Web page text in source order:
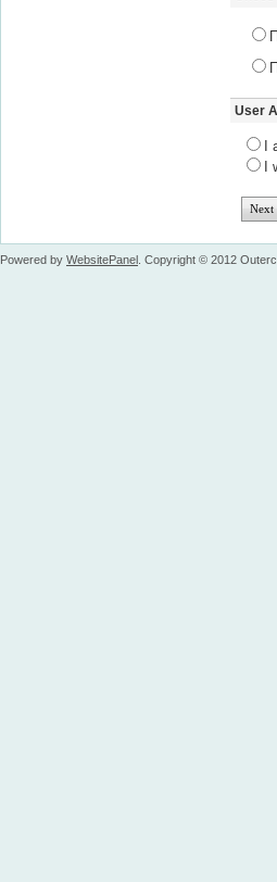
User
Powered by WebsitePanel . Copyright © 2012